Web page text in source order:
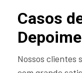
Casos
Nossos clientes